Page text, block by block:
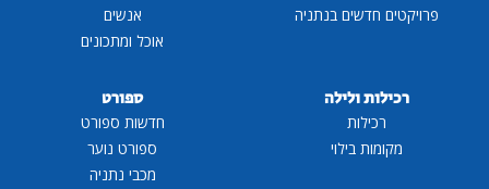
פרויקטים חדשים בנתניה
אנשים
אוכל ומתכונים
רכילות ולילה
רכילות
מקומות בילוי
ספורט
חדשות ספורט
ספורט נוער
מכבי נתניה